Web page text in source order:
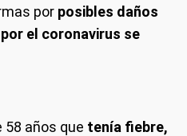
por posibles daños
el coronavirus se
58 años que tenía fiebre,